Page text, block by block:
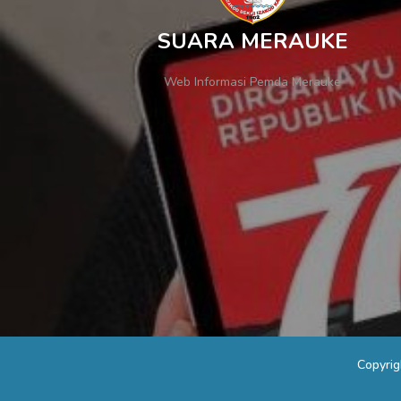
SUARA MERAUKE
Web Informasi Pemda Merauke